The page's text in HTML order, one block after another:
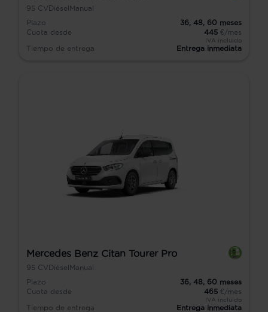
95 CVDiéselManual
Plazo
36, 48, 60 meses
Cuota desde
445 €/mes
IVA incluido
Tiempo de entrega Entrega inmediata
Mercedes Benz Citan Tourer Pro
95 CVDiéselManual
Plazo
36, 48, 60 meses
Cuota desde
465 €/mes
IVA incluido
Tiempo de entrega Entrega inmediata